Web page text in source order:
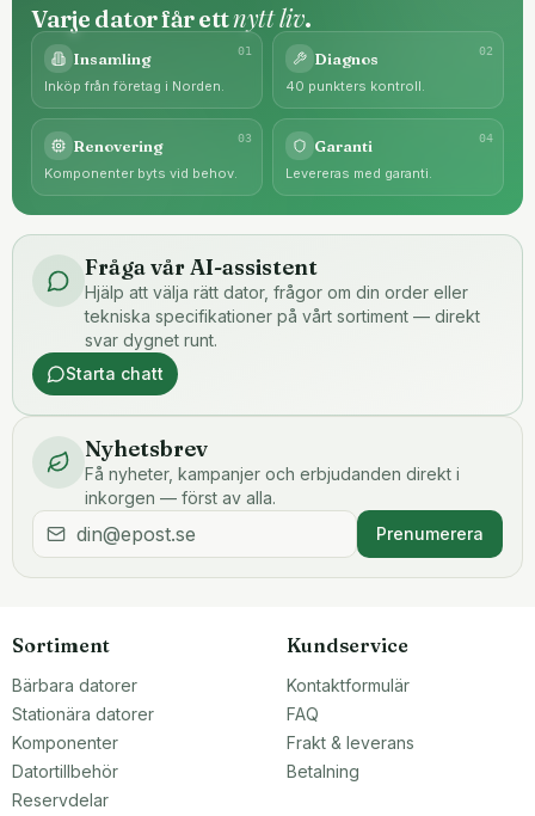
Varje dator får ettnytt liv.
01
Insamling
Inköp från företag i Norden.
02
Diagnos
40 punkters kontroll.
03
Renovering
Komponenter byts vid behov.
04
Garanti
Levereras med garanti.
Fråga vår AI-assistent
Hjälp att välja rätt dator, frågor om din order eller
tekniska specifikationer på vårt sortiment — direkt
svar dygnet runt.
Starta chatt
Nyhetsbrev
Få nyheter, kampanjer och erbjudanden direkt i
inkorgen — först av alla.
Prenumerera
Sortiment
Bärbara datorer
Stationära datorer
Komponenter
Datortillbehör
Reservdelar
Kundservice
Kontaktformulär
FAQ
Frakt & leverans
Betalning